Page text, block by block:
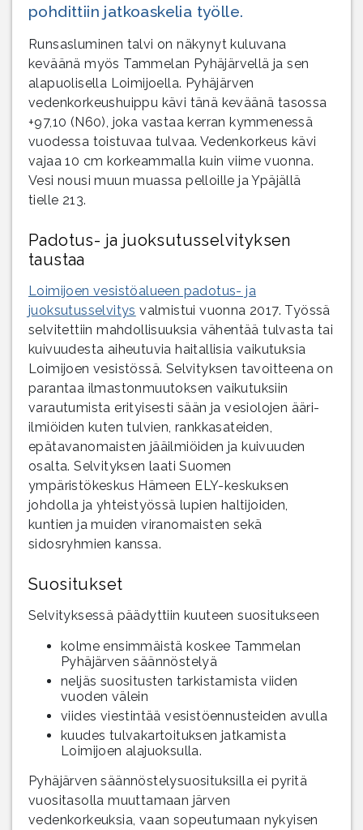
pohdittiin jatkoaskelia työlle.
Runsasluminen talvi on näkynyt kuluvana
keväänä myös Tammelan Pyhäjärvellä ja sen
alapuolisella Loimijoella. Pyhäjärven
vedenkorkeushuippu kävi tänä keväänä tasossa
+97,10 (N60), joka vastaa kerran kymmenessä
vuodessa toistuvaa tulvaa. Vedenkorkeus kävi
vajaa 10 cm korkeammalla kuin viime vuonna.
Vesi nousi muun muassa pelloille ja Ypäjällä
tielle 213.
Padotus- ja juoksutusselvityksen
taustaa
Loimijoen vesistöalueen padotus- ja
juoksutusselvitys valmistui vuonna 2017. Työssä
selvitettiin mahdollisuuksia vähentää tulvasta tai
kuivuudesta aiheutuvia haitallisia vaikutuksia
Loimijoen vesistössä. Selvityksen tavoitteena on
parantaa ilmastonmuutoksen vaikutuksiin
varautumista erityisesti sään ja vesiolojen ääri-
ilmiöiden kuten tulvien, rankkasateiden,
epätavanomaisten jääilmiöiden ja kuivuuden
osalta. Selvityksen laati Suomen
ympäristökeskus Hämeen ELY-keskuksen
johdolla ja yhteistyössä lupien haltijoiden,
kuntien ja muiden viranomaisten sekä
sidosryhmien kanssa.
Suositukset
Selvityksessä päädyttiin kuuteen suositukseen
kolme ensimmäistä koskee Tammelan
Pyhäjärven säännöstelyä
neljäs suositusten tarkistamista viiden
vuoden välein
viides viestintää vesistöennusteiden avulla
kuudes tulvakartoituksen jatkamista
Loimijoen alajuoksulla.
Pyhäjärven säännöstelysuosituksilla ei pyritä
vuositasolla muuttamaan järven
vedenkorkeuksia, vaan sopeutumaan nykyisen